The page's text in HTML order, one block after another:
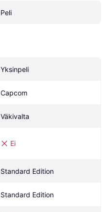
Peli
Yksinpeli
Capcom
Väkivalta
Ei
Standard Edition
Standard Edition